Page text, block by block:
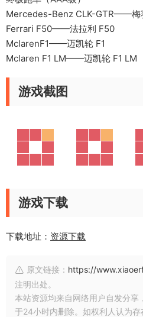
Mercedes-Benz CLK-GTR——梅
Ferrari F50——法拉利 F50
MclarenF1——迈凯轮 F1
Mclaren F1 LM——迈凯轮 F1 LM
游戏截图
游戏下载
下载地址： 资源下载
原文链接： https://
注明出处。
本站资源均来自网络用户自发分享
于24小时内删除。如权利人认为